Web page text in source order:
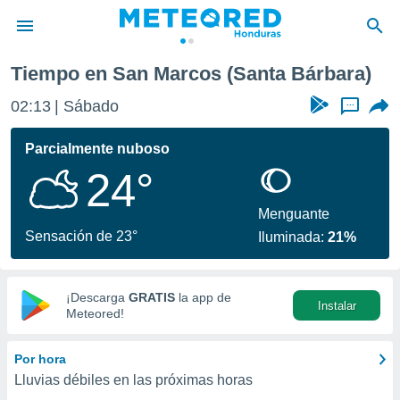
de
ha sido
que se
calidad.
a este
las
y
digital
basada
Tiempo en San Marcos (Santa Bárbara)
02:13 Sábado ...
Parcialmente nuboso
24°
Sensación de 23°
Menguante
Iluminada:21%
¡Descarga GRATIS la app de
Meteored!
Instalar
Por hora
Lluvias débiles en las próximas horas